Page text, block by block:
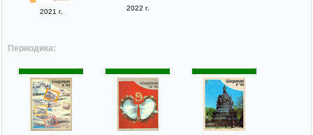
2021 г. 2022 г.
Периодика: